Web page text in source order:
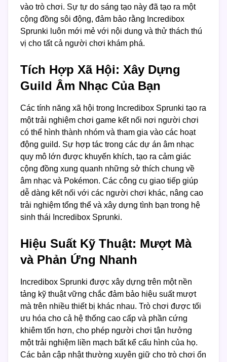
vào trò chơi. Sự tự do sáng tạo này đã tạo ra một
cộng đồng sôi động, đảm bảo rằng Incredibox
Sprunki luôn mới mẻ với nội dung và thử thách thú
vị cho tất cả người chơi khám phá.
Tích Hợp Xã Hội: Xây Dựng
Guild Âm Nhạc Của Bạn
Các tính năng xã hội trong Incredibox Sprunki tạo ra
một trải nghiệm chơi game kết nối nơi người chơi
có thể hình thành nhóm và tham gia vào các hoạt
động guild. Sự hợp tác trong các dự án âm nhạc
quy mô lớn được khuyến khích, tạo ra cảm giác
cộng đồng xung quanh những sở thích chung về
âm nhạc và Pokémon. Các công cụ giao tiếp giúp
dễ dàng kết nối với các người chơi khác, nâng cao
trải nghiệm tổng thể và xây dựng tình bạn trong hệ
sinh thái Incredibox Sprunki.
Hiệu Suất Kỹ Thuật: Mượt Mà
và Phản Ứng Nhanh
Incredibox Sprunki được xây dựng trên một nền
tảng kỹ thuật vững chắc đảm bảo hiệu suất mượt
mà trên nhiều thiết bị khác nhau. Trò chơi được tối
ưu hóa cho cả hệ thống cao cấp và phần cứng
khiêm tốn hơn, cho phép người chơi tận hưởng
một trải nghiệm liền mạch bất kể cấu hình của họ.
Các bản cập nhật thường xuyên giữ cho trò chơi ổn